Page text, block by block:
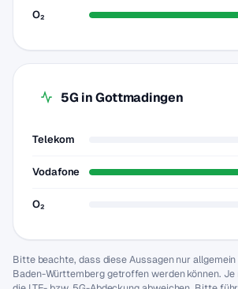
O₂
5G in Gottmadingen
Telekom
Vodafone
O₂
Bitte beachte, dass diese Aussagen nur
Baden-Württemberg getroffen werden können. Je